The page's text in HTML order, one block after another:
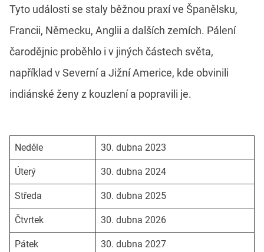
Tyto události se staly běžnou praxí ve Španělsku,
Francii, Německu, Anglii a dalších zemích. Pálení
čarodějnic proběhlo i v jiných částech světa,
například v Severní a Jižní Americe, kde obvinili
indiánské ženy z kouzlení a popravili je.
Neděle 30. dubna 2023
Úterý 30. dubna 2024
Středa 30. dubna 2025
Čtvrtek 30. dubna 2026
Pátek 30. dubna 2027